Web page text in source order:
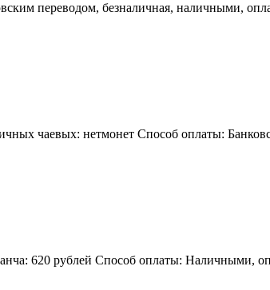
переводом, безналичная, наличными,
чаевых: нетмонет Способ оплаты:
620 рублей Способ оплаты: Наличными,